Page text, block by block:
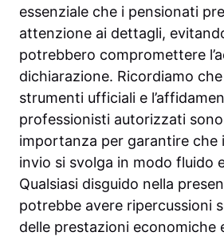
essenziale che i pensionati
attenzione ai dettagli,
potrebbero compromettere
dichiarazione. Ricordiamo che
strumenti ufficiali e
professionisti autorizzati
importanza per garantire che
invio si svolga in modo fluido
Qualsiasi disguido nella
potrebbe avere ripercussioni
delle prestazioni economiche